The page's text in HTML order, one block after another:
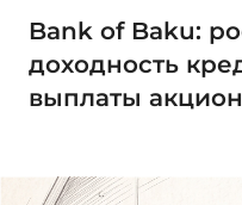
Bank of Baku:
доходность
выплаты